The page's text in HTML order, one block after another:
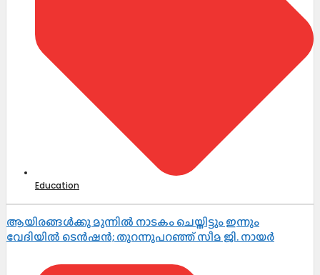
Education
ആയിരങ്ങൾക്കു മുന്നിൽ നാടകം ചെയ്തിട്ടും ഇന്നും
വേദിയിൽ ടെൻഷൻ; തുറന്നുപറഞ്ഞ് സീമ ജി. നായർ